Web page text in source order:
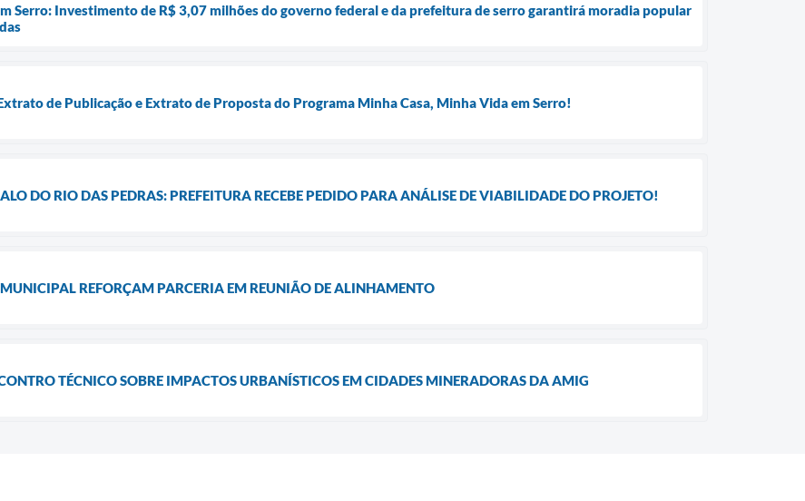
Serro: Investimento de R$ 3,07 milhões do governo federal e da prefeitura de serro garantirá moradia popular
de Publicação e Extrato de Proposta do Programa Minha Casa, Minha Vida em Serro!
DO RIO DAS PEDRAS: PREFEITURA RECEBE PEDIDO PARA ANÁLISE DE VIABILIDADE DO PROJETO!
REFORÇAM PARCERIA EM REUNIÃO DE ALINHAMENTO
TÉCNICO SOBRE IMPACTOS URBANÍSTICOS EM CIDADES MINERADORAS DA AMIG